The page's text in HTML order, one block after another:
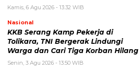
Kamis, 6 Agu 2026 - 13:32 WIB
Nasional
KKB Serang Kamp Pekerja di
Tolikara, TNI Bergerak Lindungi
Warga dan Cari Tiga Korban Hilang
Senin, 3 Agu 2026 - 13:50 WIB